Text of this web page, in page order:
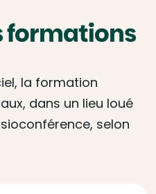
formations
la formation
dans un lieu loué
selon